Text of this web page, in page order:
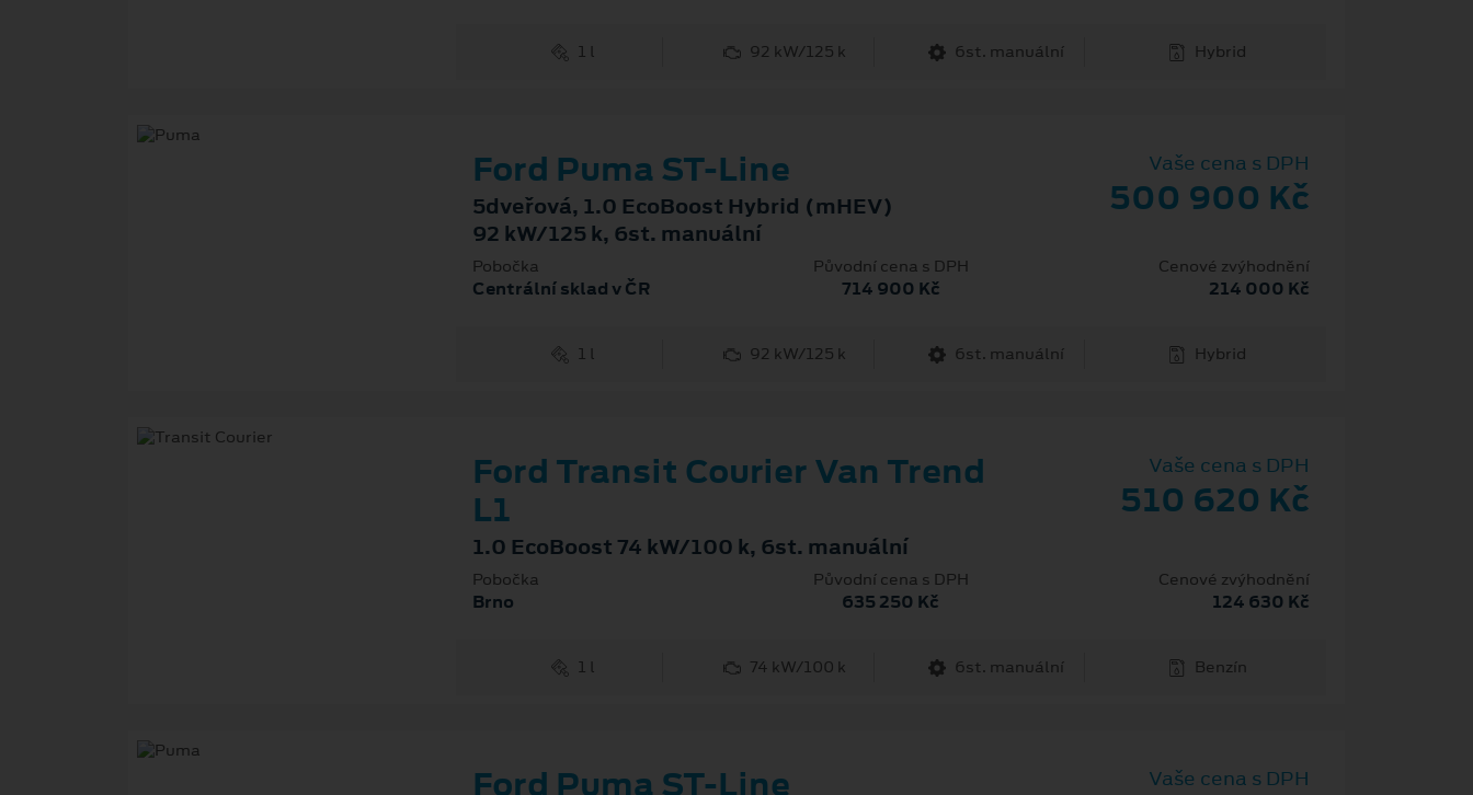
1 l 92 kW/125 k 6st. manuální Hybrid
Ford Puma ST-Line
5dveřová, 1.0 EcoBoost Hybrid (mHEV)
92 kW/125 k, 6st. manuální
Vaše cena s DPH
500 900 Kč
Pobočka
Centrální sklad v ČR
Původní cena s DPH
714 900 Kč
Cenové zvýhodnění
214 000 Kč
1 l 92 kW/125 k 6st. manuální Hybrid
Ford Transit Courier Van Trend
L1
1.0 EcoBoost 74 kW/100 k, 6st. manuální
Vaše cena s DPH
510 620 Kč
Pobočka
Brno
Původní cena s DPH
635 250 Kč
Cenové zvýhodnění
124 630 Kč
1 l 74 kW/100 k 6st. manuální Benzín
Ford Puma ST-Line Vaše cena s DPH